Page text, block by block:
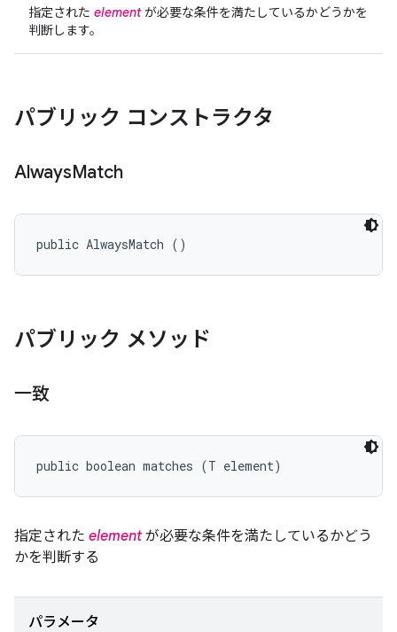
指定された elementが必要な条件を満たしているかどうかを
判断します。
パブリック コンストラクタ
AlwaysMatch
public AlwaysMatch ()
パブリック メソッド
一致
public boolean matches (T element)
指定された elementが必要な条件を満たしているかどう
かを判断する
パラメータ